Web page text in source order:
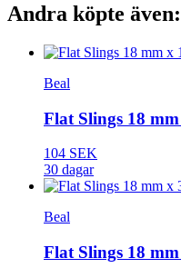
Andra köpte även:
Beal
Flat Slings 18
104 SEK
30 dagar
Beal
Flat Slings 18